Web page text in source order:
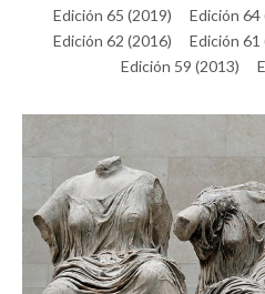
Edición 65 (2019)
Edición 64
Edición 62 (2016)
Edición 61
Edición 59 (2013)